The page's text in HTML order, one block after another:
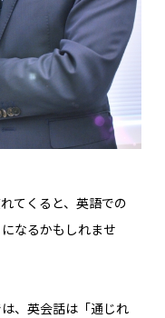
てくると、英語での
なるかもしれませ
、英会話は「通じれ